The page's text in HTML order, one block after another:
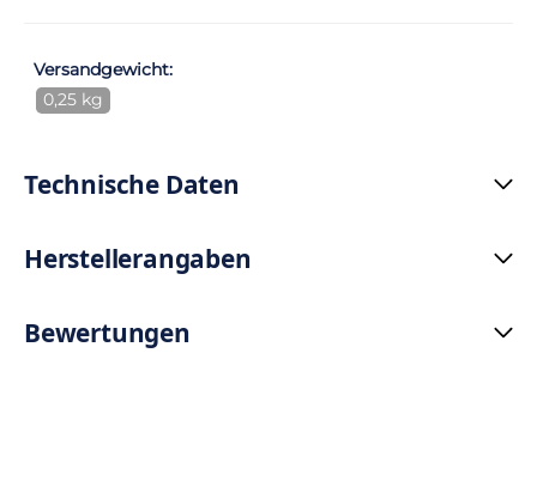
Versandgewicht:
0,25 kg
Technische Daten
Herstellerangaben
Bewertungen